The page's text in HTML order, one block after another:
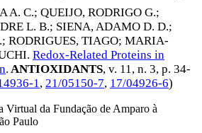
A. C.; QUEIJO, RODRIGO G.;
L. B.; SIENA, ADAMO D. D.;
; RODRIGUES, TIAGO; MARIA-
. Redox-Related Proteins in
. ANTIOXIDANTS, v. 11, n. 3, p. 34-
1, 21/05150-7, 17/04926-6)
da Fundação de Amparo à
Paulo